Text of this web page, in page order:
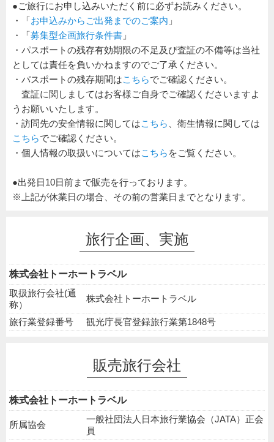
●ご旅行にお申し込みいただく前に必ずお読みください。
・「お申込みからご出発までのご案内 」
・「募集型企画旅行条件書 」
・パスポートの残存有効期限の不足及び査証の不備等は当社
としては責任を負いかねますのでご了承ください。
・パスポートの残存期間はこちらでご確認ください。
査証に関しましてはお客様ご自身でご確認くださいますよ
うお願いいたします。
・訪問先の安全情報に関してはこちら
、衛生情報に関しては
こちらでご確認ください。
・個人情報の取扱いについてはこちら をご覧ください。
●出発日10日前まで販売を行っております。
※上記が休業日の場合、その前の営業日までとなります。
旅行企画、実施
株式会社トーホートラベル
取扱旅行会社(通
称）
株式会社トーホートラベル
旅行業登録番号 観光庁長官登録旅行業第1848号
販売旅行会社
株式会社トーホートラベル
所属協会
一般社団法人日本旅行業協会（JATA）正会
員